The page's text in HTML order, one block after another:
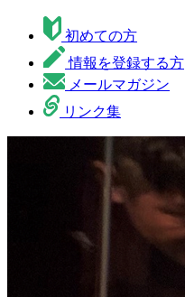
初めての方
情報を登録する方
メールマガジン
リンク集